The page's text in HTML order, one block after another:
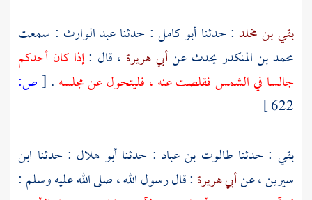
بقي بن مخلد : حدثنا أبو كامل : حدثناعبد الوارث : سمعت
محمد بن المنكدر يحدث عنأبي هريرة ، قال :إذا كان أحدكم
جالسا في الشمس فقلصت عنه ، فليتحول عن مجلسه .
[ص:
622 ]
بقي : حدثنا طالوت بن عباد : حدثناأبو هلال : حدثنا ابن
سيرين، عنأبي هريرة : قال رسول الله ، صلى الله عليه وسلم :